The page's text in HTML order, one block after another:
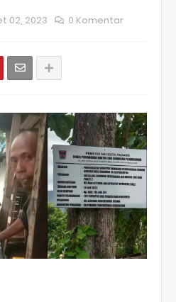
02, 2023 0 Komentar